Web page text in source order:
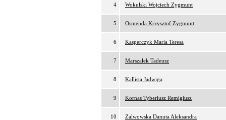
4 Wokulski Wojciech Zygmunt
5 Osmenda Krzysztof Zygmunt
6 Kasperczyk Maria Teresa
7 Marszałek Tadeusz
8 Kallista Jadwiga
9 Kornas Tyberiusz Remigiusz
10 Zalwowska Danuta Aleksandra